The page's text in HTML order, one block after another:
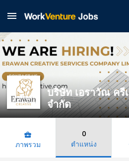

บริษัท เอราวัณ ครี
จำกัด
business_center
ภาพรวม
0
ตำแหน่ง